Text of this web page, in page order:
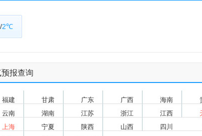
/2℃
报查询
福建 甘肃 广东 广西 海南
云南 湖南 江苏 浙江 江西
上海 宁夏 陕西 山西 四川